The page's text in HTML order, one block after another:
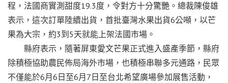
程，法國商實測甜度19.3度，令對方十分驚艷。總裁陳俊雄
表示，這次訂單陸續出貨，首批臺灣水果出貨6公噸，以芒
果為大宗，約3到5天就能上架法國市場。
縣府表示，隨著屏東愛文芒果正式進入盛產季節，縣府
除積極協助農民佈局海外市場，也積極串聯多元通路，民眾
不僅能於6月6日至6月7日至台北希望廣場參加展售活動，